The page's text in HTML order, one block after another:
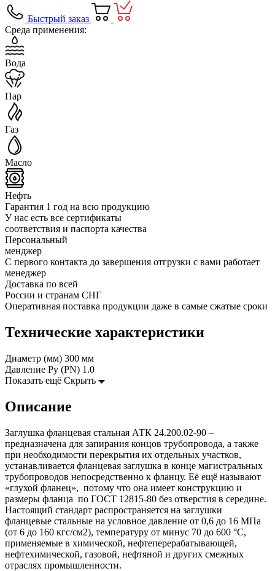
Быстрый заказ
Среда применения:
Вода
Пар
Газ
Масло
Нефть
Гарантия 1 год на всю продукцию
У нас есть все сертификаты
соответствия и паспорта качества
Персональный
менджер
С первого контакта до завершения отгрузки с вами работает
менеджер
Доставка по всей
России и странам СНГ
Оперативная поставка продукции даже в самые сжатые сроки
Технические характеристики
Диаметр (мм) 300 мм
Давление Ру (PN) 1.0
Показать ещё Скрыть
Описание
Заглушка фланцевая стальная АТК 24.200.02-90 –
предназначена для запирания концов трубопровода, а также
при необходимости перекрытия их отдельных участков,
устанавливается фланцевая заглушка в конце магистральных
трубопроводов непосредственно к фланцу. Её ещё называют
«глухой фланец», потому что она имеет конструкцию и
размеры фланца по ГОСТ 12815-80 без отверстия в середине.
Настоящий стандарт распространяется на заглушки
фланцевые стальные на условное давление от 0,6 до 16 МПа
(от 6 до 160 кгс/см2), температуру от минус 70 до 600 °С,
применяемые в химической, нефтеперерабатывающей,
нефтехимической, газовой, нефтяной и других смежных
отраслях промышленности.